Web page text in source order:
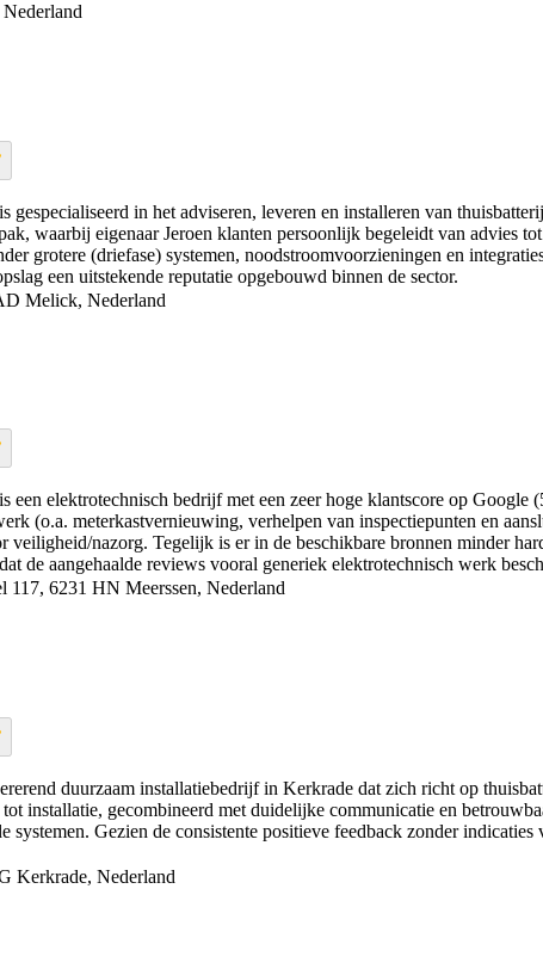
gespecialiseerd in het adviseren, leveren en installeren van
waarbij eigenaar Jeroen klanten persoonlijk begeleidt van
grotere (driefase) systemen, noodstroomvoorzieningen en
een uitstekende reputatie opgebouwd binnen de sector.
Melick, Nederland
een elektrotechnisch bedrijf met een zeer hoge klantscore op
(o.a. meterkastvernieuwing, verhelpen van inspectiepunten en
veiligheid/nazorg. Tegelijk is er in de beschikbare bronnen minder
de aangehaalde reviews vooral generiek elektrotechnisch werk
117, 6231 HN Meerssen, Nederland
duurzaam installatiebedrijf in Kerkrade dat zich richt op
installatie, gecombineerd met duidelijke communicatie en
systemen. Gezien de consistente positieve feedback zonder
Kerkrade, Nederland